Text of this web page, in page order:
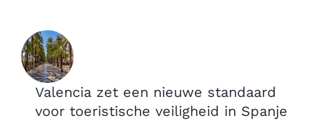
Valencia zet een nieuwe standaard
voor toeristische veiligheid in Spanje